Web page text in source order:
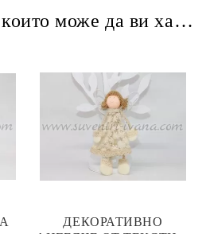
Други продукти, които може да ви харесат
ДЕКОРАТИВНО